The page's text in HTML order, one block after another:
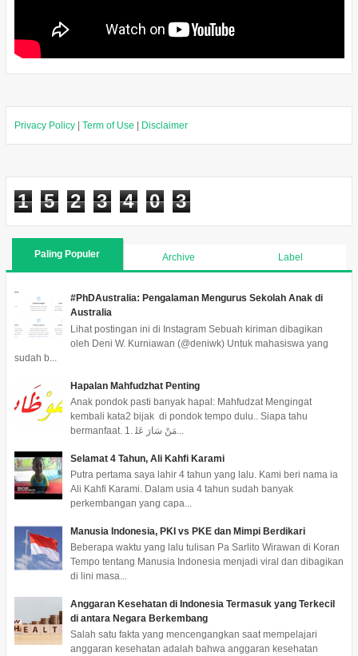
Privacy Policy| Term of Use Disclaimer
1 5 2 3 4 0 3
Paling Populer Archive Label
#PhDAustralia: Pengalaman Mengurus Sekolah Anak di
Australia
Lihat postingan ini di Instagram Sebuah kiriman dibagikan
oleh Deni W. Kurniawan (@deniwk) Untuk mahasiswa yang
sudah b...
Hapalan Mahfudzhat Penting
Anak pondok pasti banyak hapal: Mahfudzat Mengingat
kembali kata2 bijak di pondok tempo dulu.. Siapa tahu
bermanfaat. 1. ﻣَﻦْ ﺳَﺎﺭَ ﻋَﻠ...
Selamat 4 Tahun, Ali Kahfi Karami
Putra pertama saya lahir 4 tahun yang lalu. Kami beri nama ia
Ali Kahfi Karami. Dalam usia 4 tahun sudah banyak
perkembangan yang capa...
Manusia Indonesia, PKI vs PKE dan Mimpi Berdikari
Beberapa waktu yang lalu tulisan Pa Sarlito Wirawan di Koran
Tempo tentang Manusia Indonesia menjadi viral dan dibagikan
di lini masa...
Anggaran Kesehatan di Indonesia Termasuk yang Terkecil
di antara Negara Berkembang
Salah satu fakta yang mencengangkan saat mempelajari
anggaran kesehatan adalah bahwa anggaran kesehatan